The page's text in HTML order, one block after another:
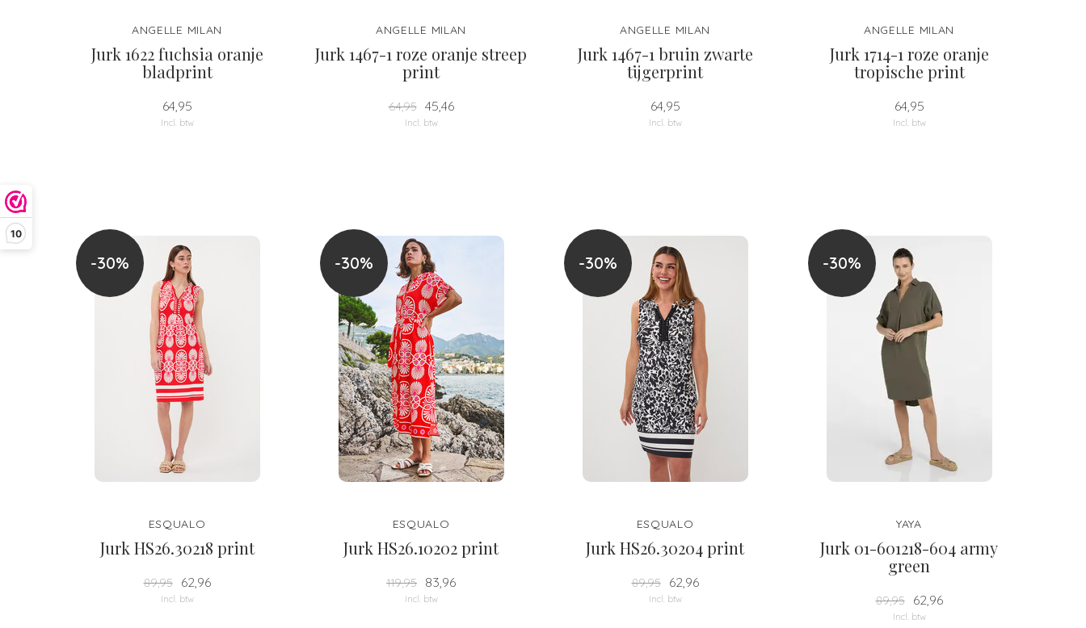
10
ANGELLE MILAN
Jurk 1622 fuchsia oranje
bladprint
64,95
Incl. btw
ANGELLE MILAN
Jurk 1467-1 roze oranje streep
print
64,95 45,46
Incl. btw
ANGELLE MILAN
Jurk 1467-1 bruin zwarte
tijgerprint
64,95
Incl. btw
ANGELLE MILAN
Jurk 1714-1 roze oranje
tropische print
64,95
Incl. btw
-30%
ESQUALO
Jurk HS26.30218 print
89,95 62,96
Incl. btw
-30%
ESQUALO
Jurk HS26.10202 print
119,95 83,96
Incl. btw
-30%
ESQUALO
Jurk HS26.30204 print
89,95 62,96
Incl. btw
-30%
YAYA
Jurk 01-601218-604 army
green
89,95 62,96
Incl. btw